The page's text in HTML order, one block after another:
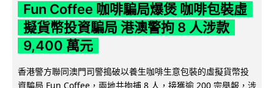
Fun Coffee 咖啡騙局爆煲 咖啡包裝虛
擬貨幣投資騙局 港澳警拘 8 人涉款
9,400 萬元
香港警方聯同澳門司警搗破以養生咖啡生意包裝的虛擬貨幣投
資騙局 Fun Coffee，兩地共拘捕 8 人，接獲逾 200 宗舉報，涉